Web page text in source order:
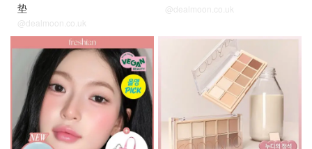
垫
@dealmoon.co.uk
@dealmoon.co.uk